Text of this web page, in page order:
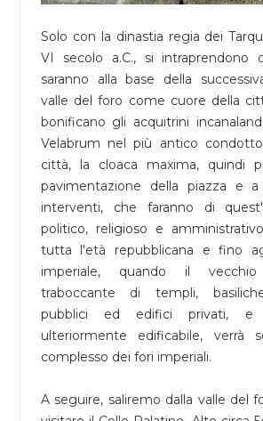
Solo con la dinastia regia dei
VI secolo a.C., si intraprendono
saranno alla base della
valle del foro come cuore della
bonificano gli acquitrini
Velabrum nel più antico
città, la cloaca maxima, quindi
pavimentazione della piazza e
interventi, che faranno di
politico, religioso e
tutta l'età repubblicana e fino
imperiale, quando il
traboccante di templi,
pubblici ed edifici privati, e
ulteriormente edificabile, verrà
complesso dei fori imperiali.
A seguire, saliremo dalla valle del